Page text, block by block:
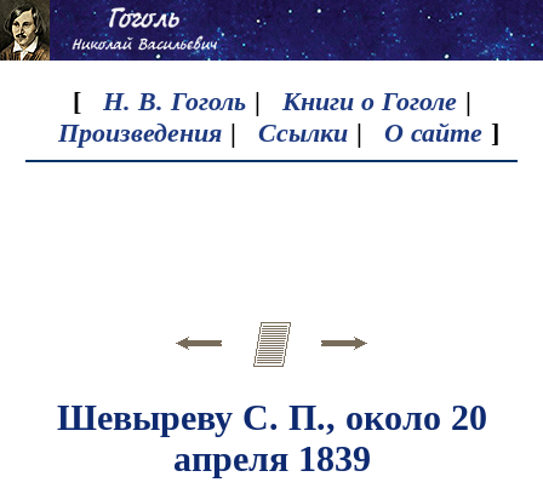
[ Н. В. Гоголь | Книги о Гоголе |
Произведения | Ссылки | О сайте ]
Шевыреву С. П., около 20
апреля 1839